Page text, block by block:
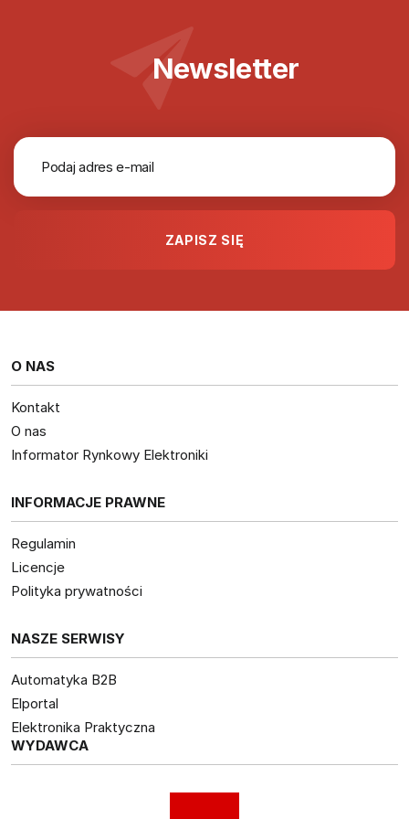
Newsletter
O NAS
Kontakt
O nas
Informator Rynkowy Elektroniki
INFORMACJE PRAWNE
Regulamin
Licencje
Polityka prywatności
NASZE SERWISY
Automatyka B2B
Elportal
Elektronika Praktyczna
WYDAWCA